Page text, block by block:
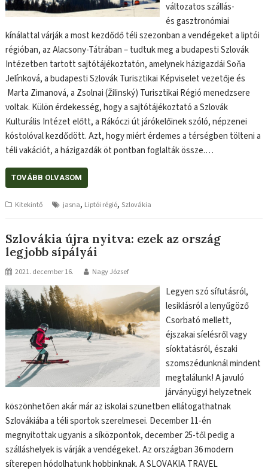
változatos szállás-
és gasztronómiai
kínálattal várják a most kezdődő téli szezonban a vendégeket a liptói
régióban, az Alacsony-Tátrában – tudtuk meg a budapesti Szlovák
Intézetben tartott sajtótájékoztatón, amelynek házigazdái Soňa
Jelínková, a budapesti Szlovák Turisztikai Képviselet vezetője és
Marta Zimanová, a Zsolnai (Žilinský) Turisztikai Régió menedzsere
voltak. Külön érdekesség, hogy a sajtótájékoztató a Szlovák
Kulturális Intézet előtt, a Rákóczi út járókelőinek szóló, népzenei
kóstolóval kezdődött. Azt, hogy miért érdemes a térségben tölteni a
téli vakációt, a házigazdák öt pontban foglalták össze.…
TOVÁBB OLVASOM
Kitekintő jasna, Liptói régió, Szlovákia
Szlovákia újra nyitva: ezek az ország
legjobb sípályái
2021. december 16. Nagy József
Legyen szó sífutásról,
lesiklásról a lenyűgöző
Csorbató mellett,
éjszakai síelésről vagy
síoktatásról, északi
szomszédunknál mindent
megtalálunk! A javuló
járványügyi helyzetnek
köszönhetően akár már az iskolai szünetben ellátogathatnak
Szlovákiába a téli sportok szerelmesei. December 11-én
megnyitottak ugyanis a síközpontok, december 25-től pedig a
szálláshelyek is várják a vendégeket. Az országban 36 modern
síterepen hódolhatunk hobbinknak. A SLOVAKIA TRAVEL